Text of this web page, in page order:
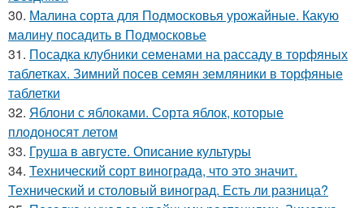
30. Малина сорта для Подмосковья урожайные. Какую
малину посадить в Подмосковье
31. Посадка клубники семенами на рассаду в торфяных
таблетках. Зимний посев семян земляники в торфяные
таблетки
32. Яблони с яблоками. Сорта яблок, которые
плодоносят летом
33. Груша в августе. Описание культуры
34. Технический сорт винограда, что это значит.
Технический и столовый виноград. Есть ли разница?